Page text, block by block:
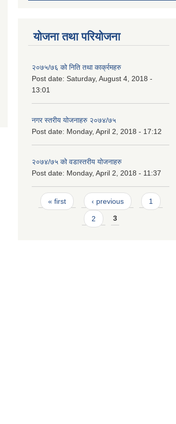
योजना तथा परियोजना
२०७५/७६ को निति तथा कार्क्रमहरु
Post date: Saturday, August 4, 2018 -
13:01
नगर स्तरीय योजनाहरु २०७४/७५
Post date: Monday, April 2, 2018 - 17:12
२०७४/७५ को वडास्तरीय योजनाहरु
Post date: Monday, April 2, 2018 - 11:37
Pages
« first ‹ previous 1
2 3